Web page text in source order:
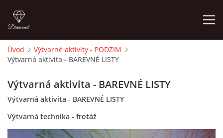
ÚVOD
O MĚ
FOTOALBUM
Úvod
Výtvarné aktivity - PODZIM
Výtvarná aktivita - BAREVNÉ LISTY
Výtvarná aktivita - BAREVNÉ LISTY
Výtvarná aktivita - BAREVNÉ LISTY
Výtvarná technika - frotáž